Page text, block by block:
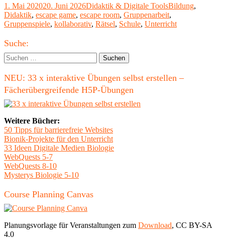
Room
als
Unterrichtskonzept"
Veröffentlicht
am
1. Mai 202020. Juni 2026Kategorien
Didaktik & Digitale ToolsSchlagwörter
Bildung,
Didaktik, escape game, escape room, Gruppenarbeit,
Gruppenspiele, kollaborativ, Rätsel, Schule, Unterricht
Haupt-
Seitenleiste
Suche:
Suchen
nach:
NEU: 33 x interaktive Übungen selbst erstellen –
Fächerübergreifende H5P-Übungen
Weitere Bücher:
50 Tipps für barrierefreie Websites
Bionik-Projekte für den Unterricht
33 Ideen Digitale Medien Biologie
WebQuests 5-7
WebQuests 8-10
Mysterys Biologie 5-10
Course Planning Canvas
Planungsvorlage für Veranstaltungen zum Download, CC BY-SA
4.0